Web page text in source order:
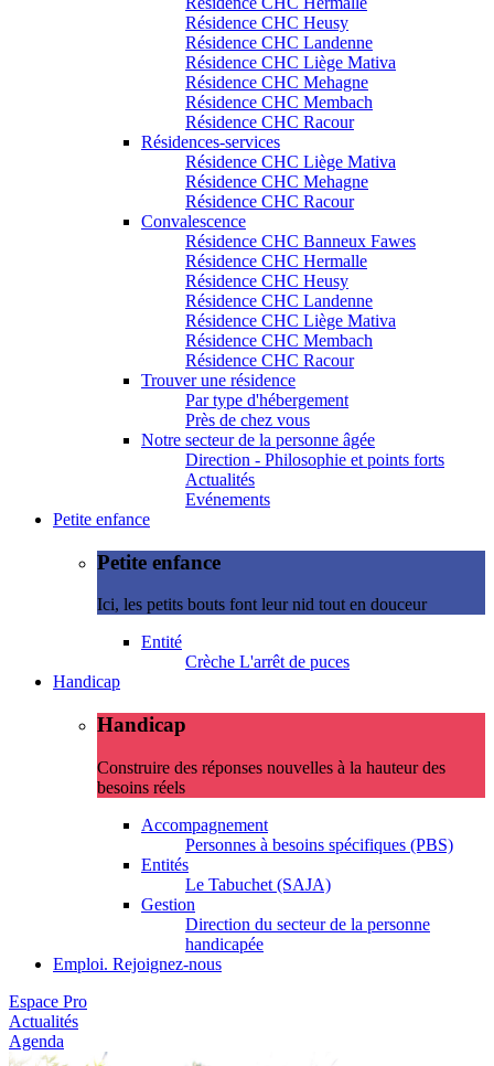
Résidence CHC Heusy
Résidence CHC Landenne
Résidence CHC Liège Mativa
Résidence CHC Mehagne
Résidence CHC Membach
Résidence CHC Racour
Résidences-services
Résidence CHC Liège Mativa
Résidence CHC Mehagne
Résidence CHC Racour
Convalescence
Résidence CHC Banneux Fawes
Résidence CHC Hermalle
Résidence CHC Heusy
Résidence CHC Landenne
Résidence CHC Liège Mativa
Résidence CHC Membach
Résidence CHC Racour
Trouver une résidence
Par type d'hébergement
Près de chez vous
Notre secteur de la personne âgée
Direction - Philosophie et points forts
Actualités
Evénements
Petite enfance
Petite enfance
Ici, les petits bouts font leur nid tout en douceur
Entité
Crèche L'arrêt de puces
Handicap
Handicap
Construire des réponses nouvelles à la hauteur des
besoins réels
Accompagnement
Personnes à besoins spécifiques (PBS)
Entités
Le Tabuchet (SAJA)
Gestion
Direction du secteur de la personne
handicapée
Emploi. Rejoignez-nous
Espace Pro
Actualités
Agenda